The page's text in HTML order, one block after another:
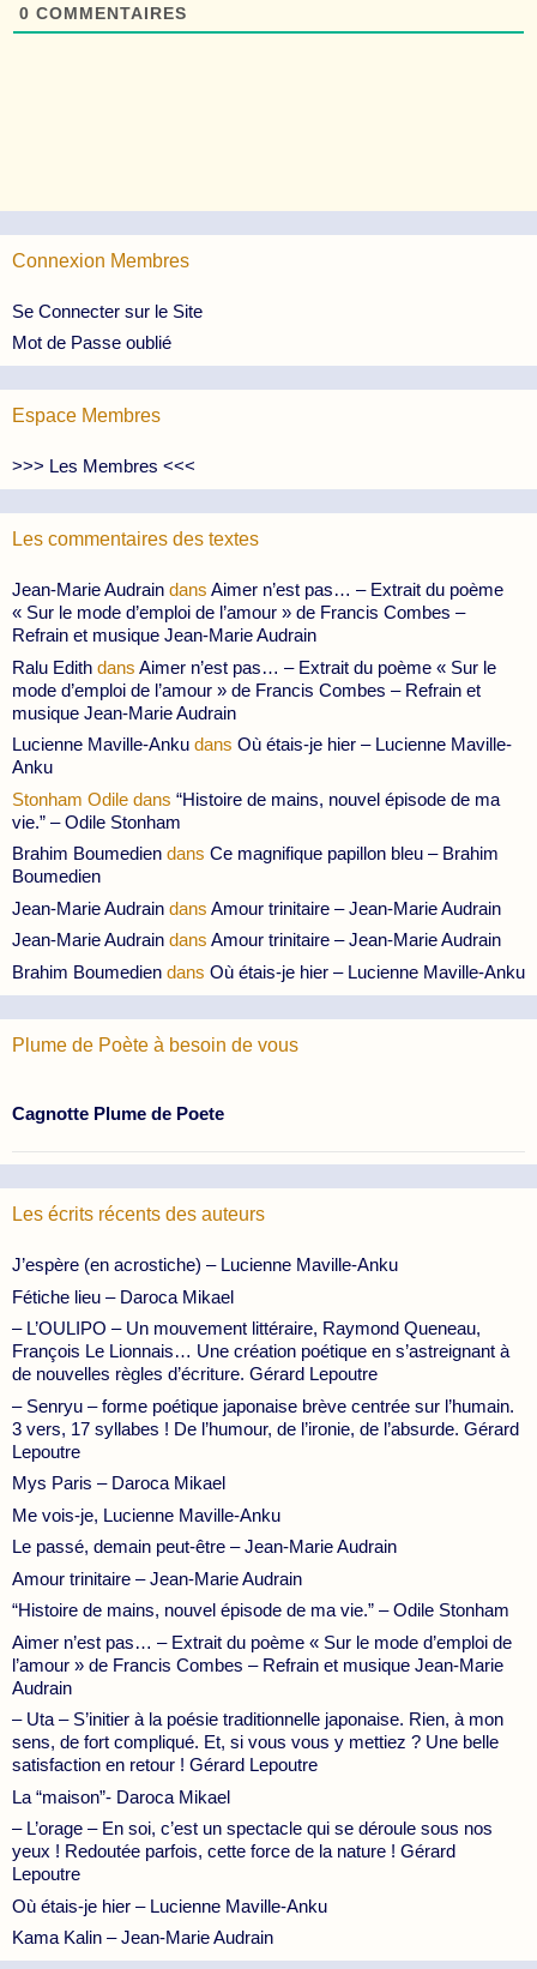
0 COMMENTAIRES
Connexion Membres
Se Connecter sur le Site
Mot de Passe oublié
Espace Membres
>>> Les Membres <<<
Les commentaires des textes
Jean-Marie Audrain dans Aimer n’est pas… – Extrait du poème
« Sur le mode d’emploi de l’amour » de Francis Combes –
Refrain et musique Jean-Marie Audrain
Ralu Edith dans Aimer n’est pas… – Extrait du poème « Sur le
mode d’emploi de l’amour » de Francis Combes – Refrain et
musique Jean-Marie Audrain
Lucienne Maville-Anku dans Où étais-je hier – Lucienne Maville-
Anku
Stonham Odile dans “Histoire de mains, nouvel épisode de ma
vie.” – Odile Stonham
Brahim Boumedien dans Ce magnifique papillon bleu – Brahim
Boumedien
Jean-Marie Audrain dans Amour trinitaire – Jean-Marie Audrain
Jean-Marie Audrain dans Amour trinitaire – Jean-Marie Audrain
Brahim Boumedien dans Où étais-je hier – Lucienne Maville-Anku
Plume de Poète à besoin de vous
Cagnotte Plume de Poete
Les écrits récents des auteurs
J’espère (en acrostiche) – Lucienne Maville-Anku
Fétiche lieu – Daroca Mikael
– L’OULIPO – Un mouvement littéraire, Raymond Queneau,
François Le Lionnais… Une création poétique en s’astreignant à
de nouvelles règles d’écriture. Gérard Lepoutre
– Senryu – forme poétique japonaise brève centrée sur l’humain.
3 vers, 17 syllabes ! De l’humour, de l’ironie, de l’absurde. Gérard
Lepoutre
Mys Paris – Daroca Mikael
Me vois-je, Lucienne Maville-Anku
Le passé, demain peut-être – Jean-Marie Audrain
Amour trinitaire – Jean-Marie Audrain
“Histoire de mains, nouvel épisode de ma vie.” – Odile Stonham
Aimer n’est pas… – Extrait du poème « Sur le mode d’emploi de
l’amour » de Francis Combes – Refrain et musique Jean-Marie
Audrain
– Uta – S’initier à la poésie traditionnelle japonaise. Rien, à mon
sens, de fort compliqué. Et, si vous vous y mettiez ? Une belle
satisfaction en retour ! Gérard Lepoutre
La “maison”- Daroca Mikael
– L’orage – En soi, c’est un spectacle qui se déroule sous nos
yeux ! Redoutée parfois, cette force de la nature ! Gérard
Lepoutre
Où étais-je hier – Lucienne Maville-Anku
Kama Kalin – Jean-Marie Audrain